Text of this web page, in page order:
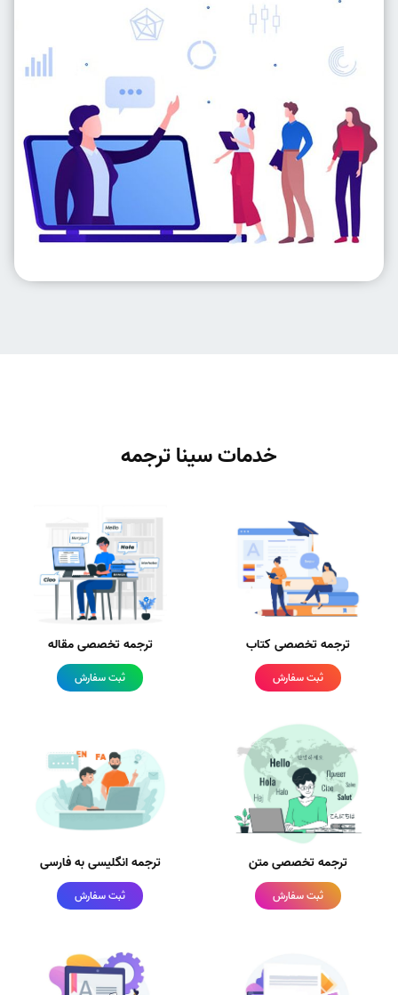
خدمات سینا ترجمه
ترجمه تخصصی کتاب
ثبت سفارش
ترجمه تخصصی مقاله
ثبت سفارش
ترجمه تخصصی متن
ثبت سفارش
ترجمه انگلیسی به فارسی
ثبت سفارش